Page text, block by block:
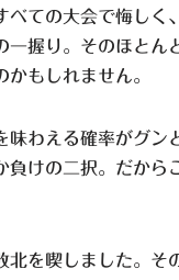
べての大会で悔しく
一握り。そのほとん
もしれません。
味わえる確率がグ
負けの二択。だか
北を喫しました。